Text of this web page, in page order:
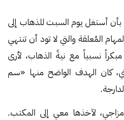
بأن أستغل يوم السبت للذهاب إلى
المُعلقة والتي لا تود أن تنتهي
نسبياً مع نيةً الذهاب، لأرى
كان الهدف الواضح منها «سم
لآخذها معي إلى المكتب.